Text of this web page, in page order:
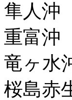
隼人沖
重富沖
竜ヶ水
桜島赤